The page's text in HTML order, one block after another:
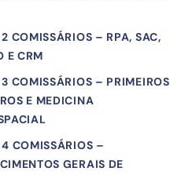
COMISSÁRIOS – RPA, SAC,
E CRM
COMISSÁRIOS – PRIMEIROS
E MEDICINA
COMISSÁRIOS –
GERAIS DE